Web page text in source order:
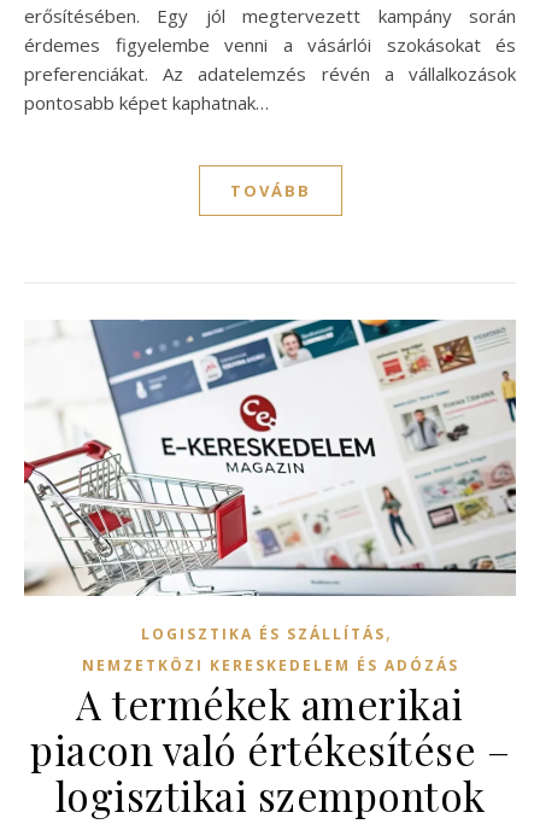
erősítésében. Egy jól megtervezett kampány során
érdemes figyelembe venni a vásárlói szokásokat és
preferenciákat. Az adatelemzés révén a vállalkozások
pontosabb képet kaphatnak…
TOVÁBB
LOGISZTIKA ÉS SZÁLLÍTÁS,
NEMZETKÖZI KERESKEDELEM ÉS ADÓZÁS
A termékek amerikai
piacon való értékesítése –
logisztikai szempontok